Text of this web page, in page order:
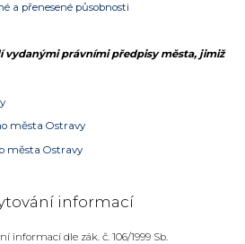
a přenesené působnosti
vydanými právními předpisy města, jimiž
města Ostravy
města Ostravy
informací
informací dle zák. č. 106/1999 Sb.